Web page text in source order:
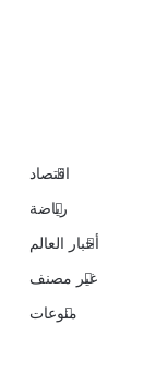
اقتصاد
رياضة
أخبار العالم
غير مصنف
منوعات